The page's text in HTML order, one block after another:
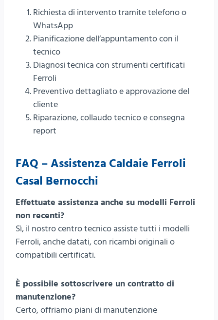
Richiesta di intervento tramite telefono o
WhatsApp
Pianificazione dell’appuntamento con il
tecnico
Diagnosi tecnica con strumenti certificati
Ferroli
Preventivo dettagliato e approvazione del
cliente
Riparazione, collaudo tecnico e consegna
report
FAQ – Assistenza Caldaie Ferroli
Casal Bernocchi
Effettuate assistenza anche su modelli Ferroli
non recenti?
Sì, il nostro centro tecnico assiste tutti i modelli
Ferroli, anche datati, con ricambi originali o
compatibili certificati.
È possibile sottoscrivere un contratto di
manutenzione?
Certo, offriamo piani di manutenzione